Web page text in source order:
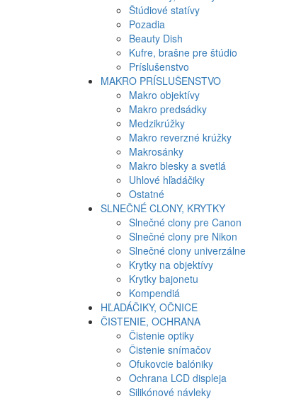
Štúdiové statívy
Pozadia
Beauty Dish
Kufre, brašne pre štúdio
Príslušenstvo
MAKRO PRÍSLUŠENSTVO
Makro objektívy
Makro predsádky
Medzikrúžky
Makro reverzné krúžky
Makrosánky
Makro blesky a svetlá
Uhlové hľadáčiky
Ostatné
SLNEČNÉ CLONY, KRYTKY
Slnečné clony pre Canon
Slnečné clony pre Nikon
Slnečné clony univerzálne
Krytky na objektívy
Krytky bajonetu
Kompendiá
HĽADÁČIKY, OČNICE
ČISTENIE, OCHRANA
Čistenie optiky
Čistenie snímačov
Ofukovcie balóniky
Ochrana LCD displeja
Silikónové návleky